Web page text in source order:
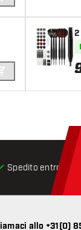
AGGIUNGI AL
AGGIUNGI AL
Spedito entro 24
allo +31(0)